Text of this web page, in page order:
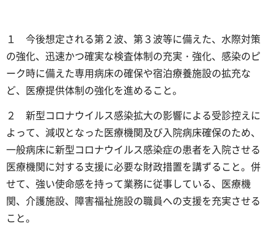
１ 今後想定される第２波、第３波等に備えた、水際対策
の強化、迅速かつ確実な検査体制の充実・強化、感染のピ
ーク時に備えた専用病床の確保や宿泊療養施設の拡充な
ど、医療提供体制の強化を進めること。
２ 新型コロナウイルス感染拡大の影響による受診控えに
よって、減収となった医療機関及び入院病床確保のため、
一般病床に新型コロナウイルス感染症の患者を入院させる
医療機関に対する支援に必要な財政措置を講ずること。併
せて、強い使命感を持って業務に従事している、医療機
関、介護施設、障害福祉施設の職員への支援を充実させる
こと。